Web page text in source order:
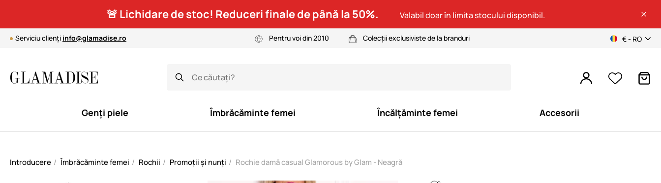
🚨 Lichidare de stoc! Reduceri finale de până la 50%. Valabil doar în limita stocului disponibil.
Serviciu clienți info@glamadise.ro Pentru voi din 2010 Colecții exclusiviste de la branduri € - RO
Genți piele Îmbrăcăminte femei Încălțăminte femei Accesorii
Introducere Îmbrăcăminte femei Rochii Promoții și nunți Rochie damă casual Glamorous by Glam - Neagră